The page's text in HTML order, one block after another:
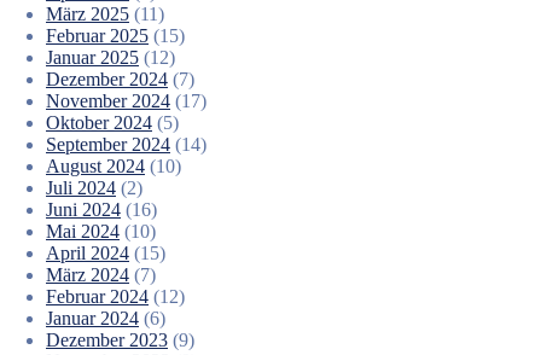
März 2025 (11)
Februar 2025 (15)
Januar 2025 (12)
Dezember 2024 (7)
November 2024 (17)
Oktober 2024 (5)
September 2024 (14)
August 2024 (10)
Juli 2024 (2)
Juni 2024 (16)
Mai 2024 (10)
April 2024 (15)
März 2024 (7)
Februar 2024 (12)
Januar 2024 (6)
Dezember 2023 (9)